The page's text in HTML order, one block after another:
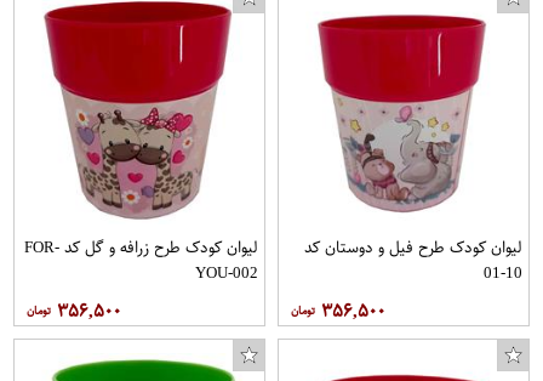
لیوان کودک طرح فیل و دوستان کد
10-01
۳۵۶,۵۰۰
لیوان کودک طرح زرافه و گل کد FOR-
YOU-002
۳۵۶,۵۰۰